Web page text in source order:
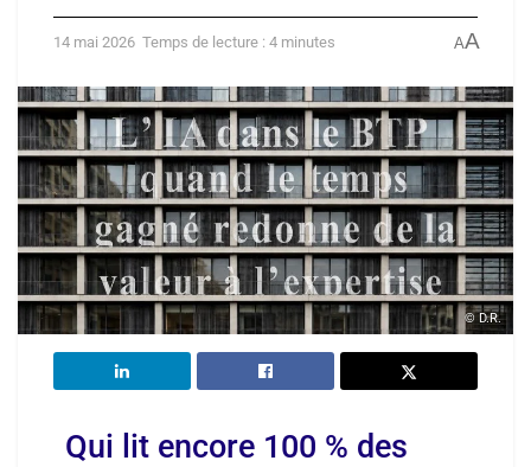
14 mai 2026 Temps de lecture : 4 minutes AA
© D.R.
Qui lit encore 100 % des